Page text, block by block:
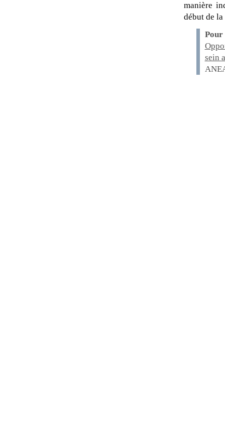
manière
début de
Pour
sein